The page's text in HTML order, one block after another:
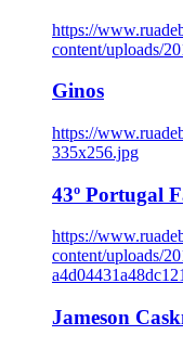
https://
content/uploads/
Ginos
https://
335x256.jpg
43º Portugal
https://
content/uploads/
Jameson